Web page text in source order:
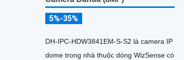
5%-35%
DH-IPC-HDW3841EM-S-S2 là camera IP
dome trong nhà thuộc dòng WizSense có